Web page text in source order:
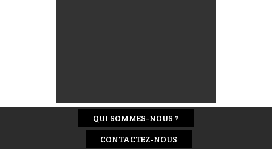
QUI SOMMES-NOUS ?
CONTACTEZ-NOUS